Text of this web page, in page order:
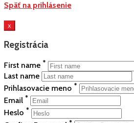
Späť na prihlásenie
x
Registrácia
First name *
Last name
Prihlasovacie meno *
Email *
Heslo *